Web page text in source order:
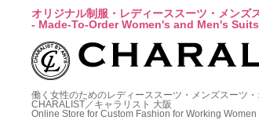
オリジナル制服・レディーススーツ・メン
- Made-To-Order Women's and Men's
働く女性のためのレディーススーツ・メンズスーツ
CHARALIST／キャラリスト 大阪
Online Store for Custom Fashion for Working